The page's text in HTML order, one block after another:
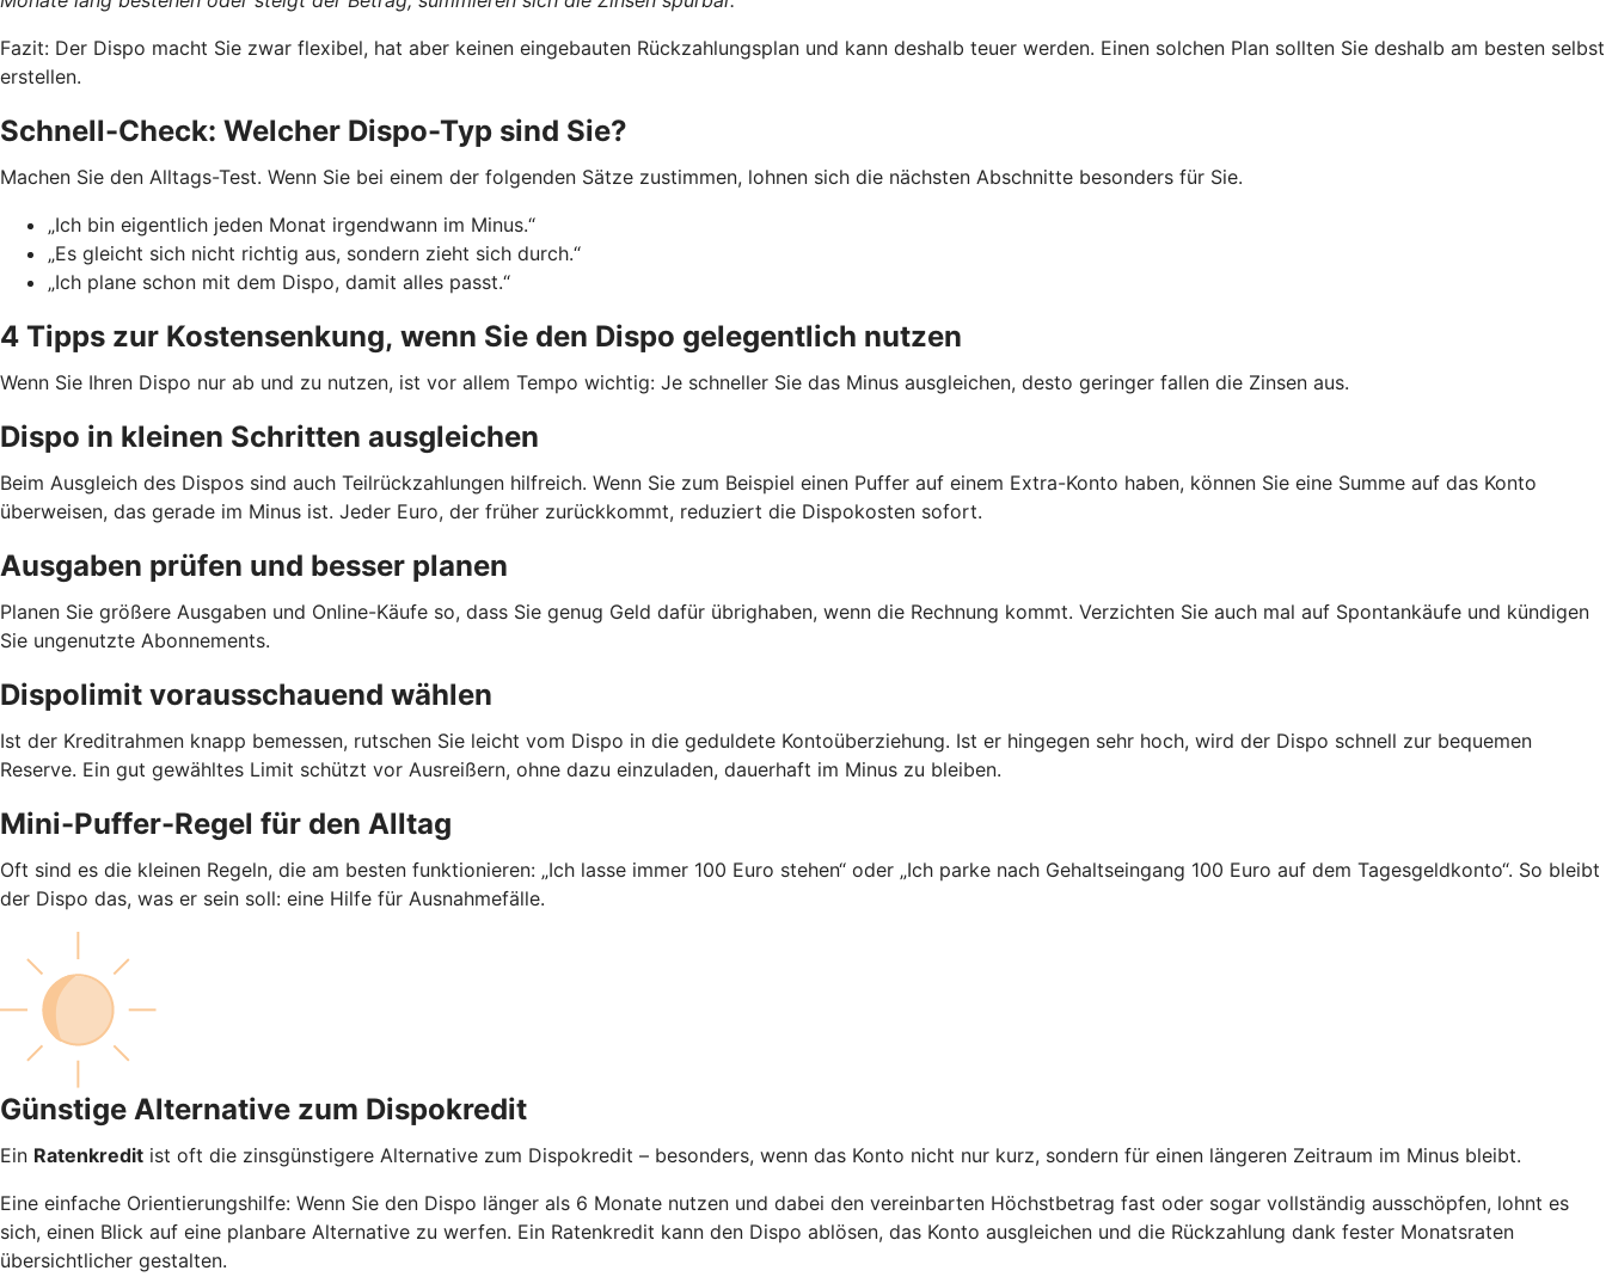
Fazit: Der Dispo macht Sie zwar flexibel, hat aber keinen eingebauten Rückzahlungsplan und kann deshalb teuer werden. Einen solchen Plan sollten Sie deshalb am besten selbst
erstellen.
Schnell-Check: Welcher Dispo-Typ sind Sie?
Machen Sie den Alltags-Test. Wenn Sie bei einem der folgenden Sätze zustimmen, lohnen sich die nächsten Abschnitte besonders für Sie.
„Ich bin eigentlich jeden Monat irgendwann im Minus.“
„Es gleicht sich nicht richtig aus, sondern zieht sich durch.“
„Ich plane schon mit dem Dispo, damit alles passt.“
4 Tipps zur Kostensenkung, wenn Sie den Dispo gelegentlich nutzen
Wenn Sie Ihren Dispo nur ab und zu nutzen, ist vor allem Tempo wichtig: Je schneller Sie das Minus ausgleichen, desto geringer fallen die Zinsen aus.
Dispo in kleinen Schritten ausgleichen
Beim Ausgleich des Dispos sind auch Teilrückzahlungen hilfreich. Wenn Sie zum Beispiel einen Puffer auf einem Extra-Konto haben, können Sie eine Summe auf das Konto
überweisen, das gerade im Minus ist. Jeder Euro, der früher zurückkommt, reduziert die Dispokosten sofort.
Ausgaben prüfen und besser planen
Planen Sie größere Ausgaben und Online-Käufe so, dass Sie genug Geld dafür übrighaben, wenn die Rechnung kommt. Verzichten Sie auch mal auf Spontankäufe und kündigen
Sie ungenutzte Abonnements.
Dispolimit vorausschauend wählen
Ist der Kreditrahmen knapp bemessen, rutschen Sie leicht vom Dispo in die geduldete Kontoüberziehung. Ist er hingegen sehr hoch, wird der Dispo schnell zur bequemen
Reserve. Ein gut gewähltes Limit schützt vor Ausreißern, ohne dazu einzuladen, dauerhaft im Minus zu bleiben.
Mini-Puffer-Regel für den Alltag
Oft sind es die kleinen Regeln, die am besten funktionieren: „Ich lasse immer 100 Euro stehen“ oder „Ich parke nach Gehaltseingang 100 Euro auf dem Tagesgeldkonto“. So bleibt
der Dispo das, was er sein soll: eine Hilfe für Ausnahmefälle.
Günstige Alternative zum Dispokredit
Ein Ratenkredit ist oft die zinsgünstigere Alternative zum Dispokredit – besonders, wenn das Konto nicht nur kurz, sondern für einen längeren Zeitraum im Minus bleibt.
Eine einfache Orientierungshilfe: Wenn Sie den Dispo länger als 6 Monate nutzen und dabei den vereinbarten Höchstbetrag fast oder sogar vollständig ausschöpfen, lohnt es
sich, einen Blick auf eine planbare Alternative zu werfen. Ein Ratenkredit kann den Dispo ablösen, das Konto ausgleichen und die Rückzahlung dank fester Monatsraten
übersichtlicher gestalten.